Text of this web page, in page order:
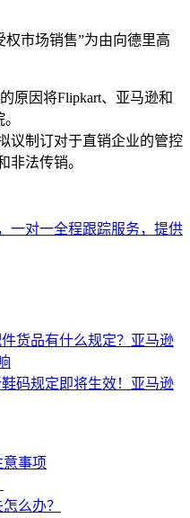
权市场销售”为由向德里高
原因将Flipkart、亚马逊和
议制订对于直销企业的管控
非法传销。
一对一全程跟踪服务，提供
货品有什么规定？亚马逊
码规定即将生效！亚马逊
事项
么办？